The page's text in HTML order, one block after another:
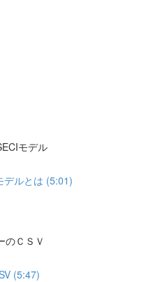
モデル
ルとは (5:01)
ＣＳＶ
(5:47)